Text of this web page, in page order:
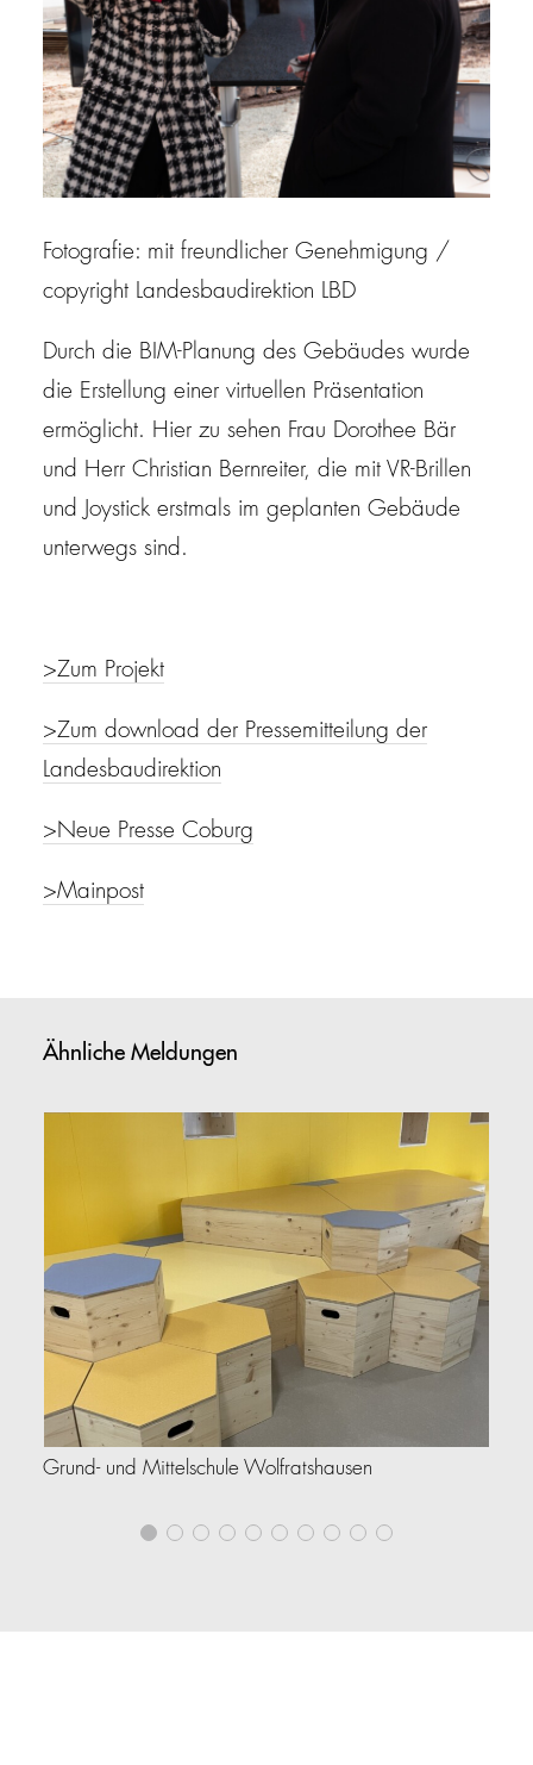
Fotografie: mit freundlicher Genehmigung /
copyright Landesbaudirektion LBD
Durch die BIM-Planung des Gebäudes wurde
die Erstellung einer virtuellen Präsentation
ermöglicht. Hier zu sehen Frau Dorothee Bär
und Herr Christian Bernreiter, die mit VR-Brillen
und Joystick erstmals im geplanten Gebäude
unterwegs sind.
>Zum Projekt
>Zum download der Pressemitteilung der
Landesbaudirektion
>Neue Presse Coburg
>Mainpost
Ähnliche Meldungen
Grund- und Mittelschule Wolfratshausen